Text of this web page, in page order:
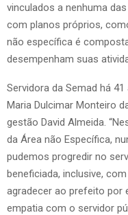
vinculados a nenhuma
com planos próprios,
não específica é
desempenham suas
Servidora da Semad há
Maria Dulcimar Monteiro
gestão David Almeida.
da Área não Específica,
pudemos progredir no
beneficiada, inclusive,
agradecer ao prefeito por
empatia com o servidor